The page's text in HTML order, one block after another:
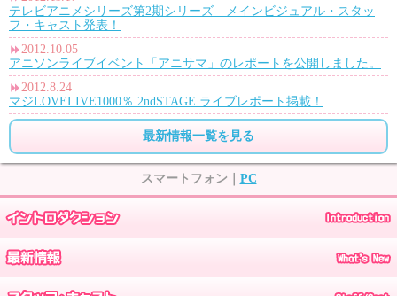
テレビアニメシリーズ第2期シリーズ メインビジュアル・スタッ
フ・キャスト発表！
2012.10.05
アニソンライブイベント「アニサマ」のレポートを公開しました。
2012.8.24
マジLOVELIVE1000％ 2ndSTAGE ライブレポート掲載！
最新情報一覧を見る
スマートフォン｜ PC